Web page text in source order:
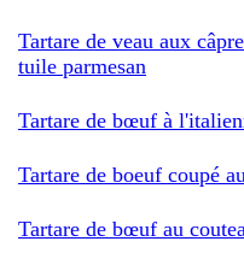
Tartare de veau aux
tuile parmesan
Tartare de bœuf à
Tartare de boeuf coupé
Tartare de bœuf au